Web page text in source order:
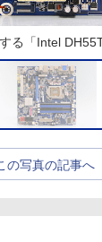
る「Intel
の写真の記事へ